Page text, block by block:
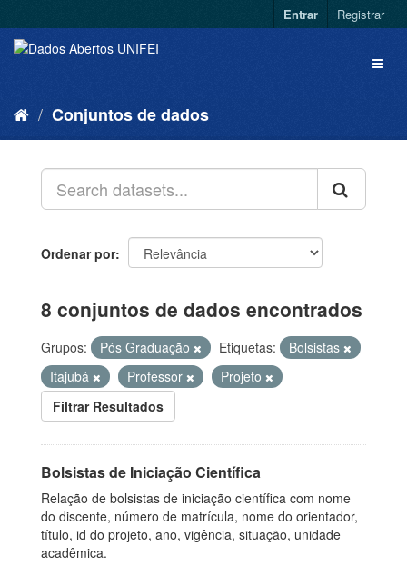
Entrar Registrar
Conjuntos de dados
Ordenar por
8 conjuntos de dados encontrados
Grupos: Pós Graduação Etiquetas:
Bolsistas
Itajubá
Professor
Projeto
Filtrar Resultados
Bolsistas de Iniciação Científica
Relação de bolsistas de iniciação científica com nome
do discente, número de matrícula, nome do orientador,
título, id do projeto, ano, vigência, situação, unidade
acadêmica.